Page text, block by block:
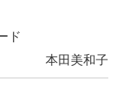
ド
本田美和子